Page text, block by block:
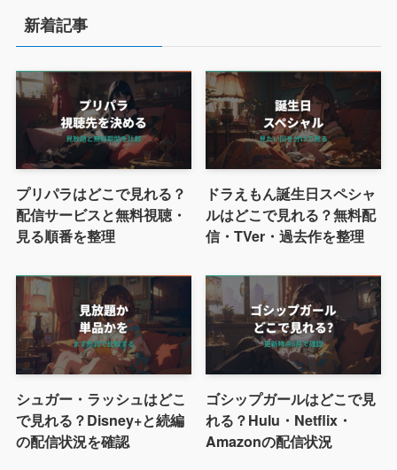
新着記事
プリパラはどこで見れる？
配信サービスと無料視聴・
見る順番を整理
ドラえもん誕生日スペシャ
ルはどこで見れる？無料配
信・TVer・過去作を整理
シュガー・ラッシュはどこ
で見れる？Disney+と続編
の配信状況を確認
ゴシップガールはどこで見
れる？Hulu・Netflix・
Amazonの配信状況